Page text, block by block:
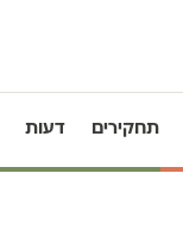
תחקירים דעות